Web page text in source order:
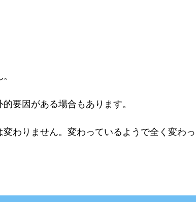
要因がある場合もあります。
わりません。変わっているようで全く変わっ